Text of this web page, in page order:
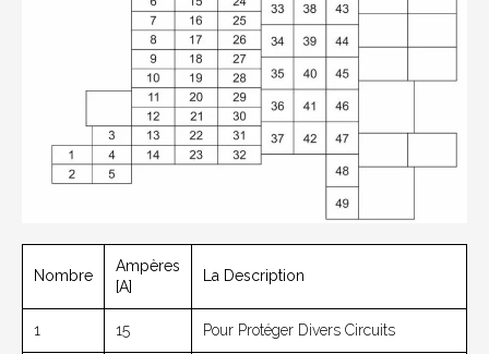
Nombre
Ampères
[A]
La Description
1 15 Pour Protéger Divers Circuits